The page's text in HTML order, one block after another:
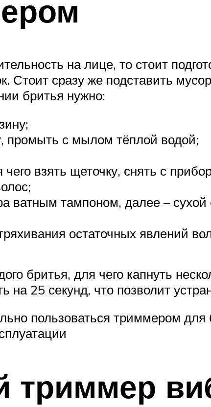
на лице, то стоит
Стоит сразу же подставить
бритья нужно:
промыть с мылом тёплой водой;
взять щеточку, снять с
ватным тампоном, далее – сухой
остаточных явлений
бритья, для чего капнуть
на 25 секунд, что позволит
пользоваться триммером
триммер